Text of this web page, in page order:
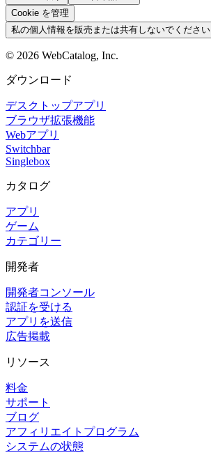
Cookie を管理
私の個人情報を販売または共有しないでください
© 2026 WebCatalog, Inc.
ダウンロード
デスクトップアプリ
ブラウザ拡張機能
Webアプリ
Switchbar
Singlebox
カタログ
アプリ
ゲーム
カテゴリー
開発者
開発者コンソール
認証を受ける
アプリを送信
広告掲載
リソース
料金
サポート
ブログ
アフィリエイトプログラム
システムの状態